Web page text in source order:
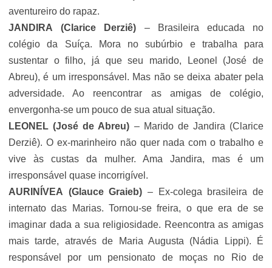
aventureiro do rapaz.
JANDIRA
(Clarice Derziê) – Brasileira educada no
colégio da Suíça. Mora no subúrbio e trabalha para
sustentar o filho, já que seu marido, Leonel (José de
Abreu), é um irresponsável. Mas não se deixa abater pela
adversidade. Ao reencontrar as amigas de colégio,
envergonha-se um pouco de sua atual situação.
LEONEL (José de Abreu) – Marido de Jandira (Clarice
Derziê). O ex-marinheiro não quer nada com o trabalho e
vive às custas da mulher. Ama Jandira, mas é um
irresponsável quase incorrigível.
AURINÍVEA (Glauce Graieb) – Ex-colega brasileira de
internato das Marias. Tornou-se freira, o que era de se
imaginar dada a sua religiosidade. Reencontra as amigas
mais tarde, através de Maria Augusta (Nádia Lippi). É
responsável por um pensionato de moças no Rio de